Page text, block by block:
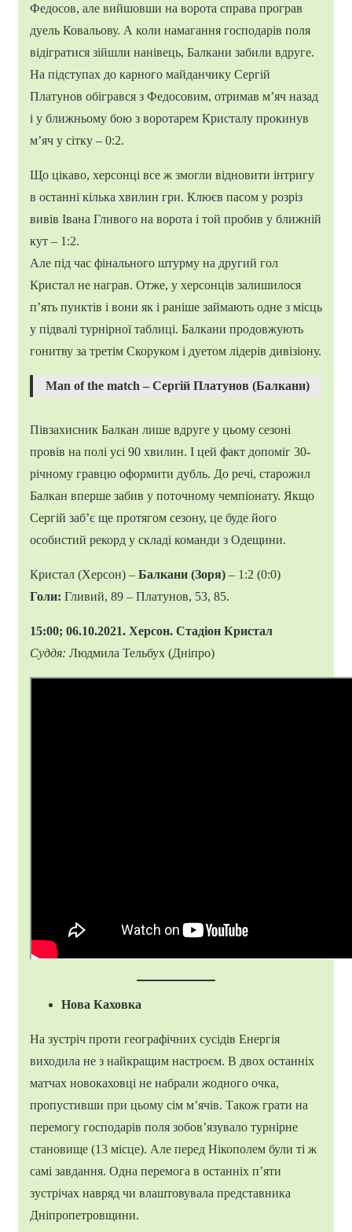
Федосов, але вийшовши на ворота справа програв
дуель Ковальову. А коли намагання господарів поля
відігратися зійшли нанівець, Балкани забили вдруге.
На підступах до карного майданчику Сергій
Платунов обігрався з Федосовим, отримав м’яч назад
і у ближньому бою з воротарем Кристалу прокинув
м’яч у сітку – 0:2.
Що цікаво, херсонці все ж змогли відновити інтригу
в останні кілька хвилин гри. Клюєв пасом у розріз
вивів Івана Гливого на ворота і той пробив у ближній
кут – 1:2.
Але під час фінального штурму на другий гол
Кристал не награв. Отже, у херсонців залишилося
п’ять пунктів і вони як і раніше займають одне з місць
у підвалі турнірної таблиці. Балкани продовжують
гонитву за третім Скоруком і дуетом лідерів дивізіону.
Man of the match – Сергій Платунов (Балкани)
Півзахисник Балкан лише вдруге у цьому сезоні
провів на полі усі 90 хвилин. І цей факт допоміг 30-
річному гравцю оформити дубль. До речі, старожил
Балкан вперше забив у поточному чемпіонату. Якщо
Сергій заб’є ще протягом сезону, це буде його
особистий рекорд у складі команди з Одещини.
Кристал (Херсон) – Балкани (Зоря) – 1:2 (0:0)
Голи: Гливий, 89 – Платунов, 53, 85.
15:00; 06.10.2021. Херсон. Стадіон Кристал
Суддя: Людмила Тельбух (Дніпро)
Нова Каховка
На зустріч проти географічних сусідів Енергія
виходила не з найкращим настроєм. В двох останніх
матчах новокаховці не набрали жодного очка,
пропустивши при цьому сім м’ячів. Також грати на
перемогу господарів поля зобов’язувало турнірне
становище (13 місце). Але перед Нікополем були ті ж
самі завдання. Одна перемога в останніх п’яти
зустрічах навряд чи влаштовувала представника
Дніпропетровщини.